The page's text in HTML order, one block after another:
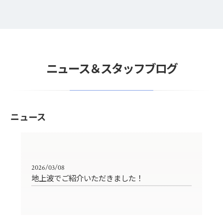
ニュース＆スタッフブログ
ニュース
2026/03/08
地上波でご紹介いただきました！